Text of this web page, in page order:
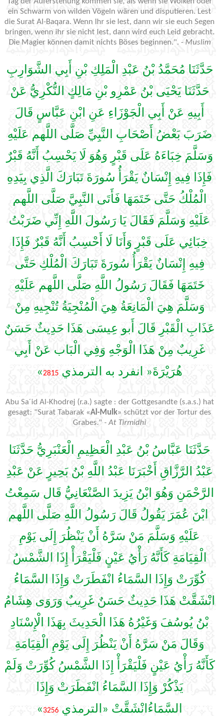
ein Schwarm von wilden Vögeln wären und disputieren. Lest
die Surat Al-Baqara. Wenn Ihr sie lest, dann wir sie euch Segen
bringen, wenn ihr sie nicht lest, dann wird euch Leid gebracht.
Die Magier können damit nichts Böses beginnen.". - Muslim
حَدَّثَنَا مُحَمَّدُ بْنُ عَبْدِ الْمَلِكِ بْنِ أَبِي الشَّوَارِبِ
حَدَّثَنَا يَحْيَى بْنُ عَمْرِو بْنِ مَالِكٍ النُّكْرِيُّ عَنْ
أَبِيهِ عَنْ أَبِي الْجَوْزَاءِ عَنِ ابْنِ عَبَّاسٍ قَالَ
ضَرَبَ بَعْضُ أَصْحَابِ النَّبِيِّ صَلَّى اللَّهم عَلَيْهِ
وَسَلَّمَ خِبَاءَهُ عَلَى قَبْرٍ وَهُوَ لَا يَحْسِبُ أَنَّهُ قَبْرٌ
فَإِذَا فِيهِ إِنْسَانٌ يَقْرَأُ سُورَةَ تَبَارَكَ الَّذِي بِيَدِهِ
الْمُلْكُ حَتَّى خَتَمَهَا فَأَتَى النَّبِيَّ صَلَّى اللَّهم
عَلَيْهِ وَسَلَّمَ فَقَالَ يَا رَسُولَ اللَّهِ إِنِّي ضَرَبْتُ
خِبَائِي عَلَى قَبْرٍ وَأَنَا لَا أَحْسِبُ أَنَّهُ قَبْرٌ فَإِذَا
فِيهِ إِنْسَانٌ يَقْرَأُ سُورَةَ تَبَارَكَ الْمُلْكِ حَتَّى
خَتَمَهَا فَقَالَ رَسُولُ اللَّهِ صَلَّى اللَّهم عَلَيْهِ
وَسَلَّمَ هِيَ الْمَانِعَةُ هِيَ الْمُنْجِيَةُ تُنْجِيهِ مِنْ
عَذَابِ الْقَبْرِ قَالَ أَبو عِيسَى هَذَا حَدِيثٌ حَسَنٌ
غَرِيبٌ مِنْ هَذَا الْوَجْهِ وَفِي الْبَاب عَنْ أَبِي
هُرَيْرَةَ« انفرد به الترمذي 2815
»
Abu Sa´id Al-Khodrej (r.a.) sagte : der Gottgesandte (s.a.s.) hat
gesagt: "Surat Tabarak «Al-Mulk» schützt vor der Tortur des
Grabes." - At Tirmidhi
حَدَّثَنَا عَبَّاسُ بْنُ عَبْدِ الْعَظِيمِ الْعَنْبَرِيُّ حَدَّثَنَا
عَبْدُ الرَّزَّاقِ أَخْبَرَنَا عَبْدُ اللَّهِ بْنُ بَحِيرٍ عَنْ عَبْدِ
الرَّحْمَنِ وَهُوَ ابْنُ يَزِيدَ الصَّنْعَانِيُّ قَال سَمِعْتُ
ابْنَ عُمَرَ يَقُولُ قَالَ رَسُولُ اللَّهِ صَلَّى اللَّهم
عَلَيْهِ وَسَلَّمَ مَنْ سَرَّهُ أَنْ يَنْظُرَ إِلَى يَوْمِ
الْقِيَامَةِ كَأَنَّهُ رَأْيُ عَيْنٍ فَلْيَقْرَأْ إِذَا الشَّمْسُ
كُوِّرَتْ وَإِذَا السَّمَاءُ انْفَطَرَتْ وَإِذَا السَّمَاءُ
انْشَقَّتْ هَذَا حَدِيثٌ حَسَنٌ غَرِيبٌ وَرَوَى هِشَامُ
بْنُ يُوسُفَ وَغَيْرُهُ هَذَا الْحَدِيثَ بِهَذَا الْإِسْنَادِ
وَقَالَ مَنْ سَرَّهُ أَنْ يَنْظُرَ إِلَى يَوْمِ الْقِيَامَةِ
كَأَنَّهُ رَأْيُ عَيْنٍ فَلْيَقْرَأْ إِذَا الشَّمْسُ كُوِّرَتْ وَلَمْ
يَذْكُرْ وَإِذَا السَّمَاءُ انْفَطَرَتْ وَإِذَا
السَّمَاءُانْشَقَّتْ «الترمذي 3256
»